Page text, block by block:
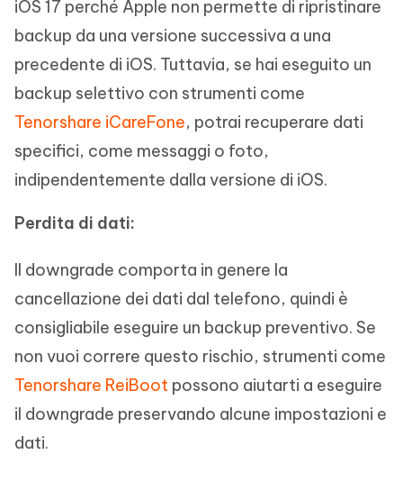
iOS 17 perché Apple non permette di ripristinare
backup da una versione successiva a una
precedente di iOS. Tuttavia, se hai eseguito un
backup selettivo con strumenti come
Tenorshare iCareFone, potrai recuperare dati
specifici, come messaggi o foto,
indipendentemente dalla versione di iOS.
Perdita di dati:
Il downgrade comporta in genere la
cancellazione dei dati dal telefono, quindi è
consigliabile eseguire un backup preventivo. Se
non vuoi correre questo rischio, strumenti come
Tenorshare ReiBoot possono aiutarti a eseguire
il downgrade preservando alcune impostazioni e
dati.